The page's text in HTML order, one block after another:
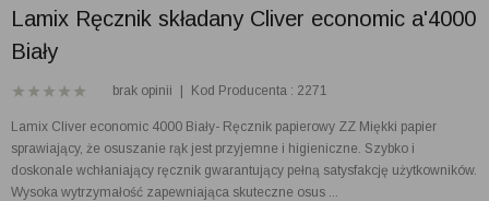
Lamix Ręcznik składany Cliver economic a'4000
Biały
brak opinii Kod Producenta : 2271
Lamix Cliver economic 4000 Biały- Ręcznik papierowy ZZ Miękki papier
sprawiający, że osuszanie rąk jest przyjemne i higieniczne. Szybko i
doskonale wchłaniający ręcznik gwarantujący pełną satysfakcję użytkowników.
Wysoka wytrzymałość zapewniająca skuteczne osus ...